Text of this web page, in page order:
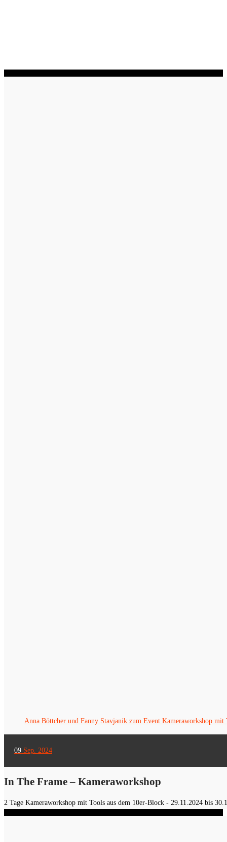
Anna Böttcher und Fanny Stavjanik zum Event Kameraworkshop mit
09 Sep. 2024
In The Frame – Kameraworkshop
2 Tage Kameraworkshop mit Tools aus dem 10er-Block - 29.11.2024 bis